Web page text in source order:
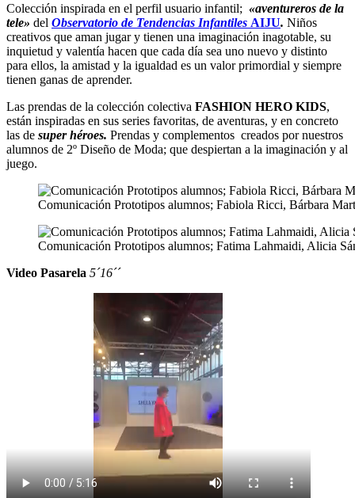
Colección inspirada en el perfil usuario infantil; «aventureros de la
tele» del Observatorio de Tendencias Infantiles AIJU. Niños
creativos que aman jugar y tienen una imaginación inagotable, su
inquietud y valentía hacen que cada día sea uno nuevo y distinto
para ellos, la amistad y la igualdad es un valor primordial y siempre
tienen ganas de aprender.
Las prendas de la colección colectiva FASHION HERO KIDS,
están inspiradas en sus series favoritas, de aventuras, y en concreto
las de super héroes. Prendas y complementos creados por nuestros
alumnos de 2º Diseño de Moda; que despiertan a la imaginación y al
juego.
Comunicación Prototipos alumnos; Fabiola Ricci, Bárbara
Comunicación Prototipos alumnos; Fatima Lahmaidi, Alicia
Video Pasarela 5´16´´